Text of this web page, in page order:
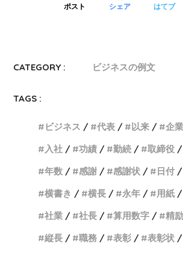
ポスト シェア はてブ
CATEGORY : ビジネスの例文
TAGS :
ビジネス 代表 以来 企業
入社
功績 勤続 取締役
年数
感謝 感謝状 日付
横書き
横長 永年 用紙
社業
社長 算用数字 精励
縦長
職務 表彰 表彰状